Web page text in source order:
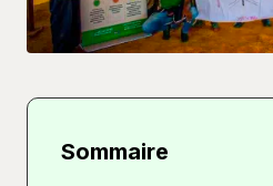
Sommaire